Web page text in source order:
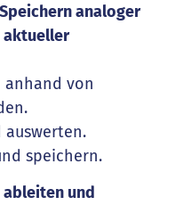
analoger
aktueller
anhand von
auswerten.
speichern.
ableiten und